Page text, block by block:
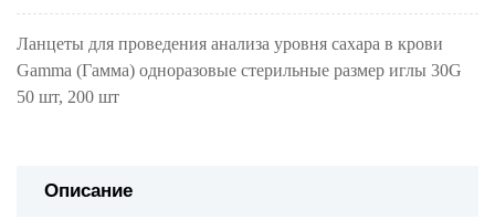
Ланцеты для проведения анализа уровня сахара в крови
Gamma (Гамма) одноразовые стерильные размер иглы 30G
50 шт, 200 шт
Описание